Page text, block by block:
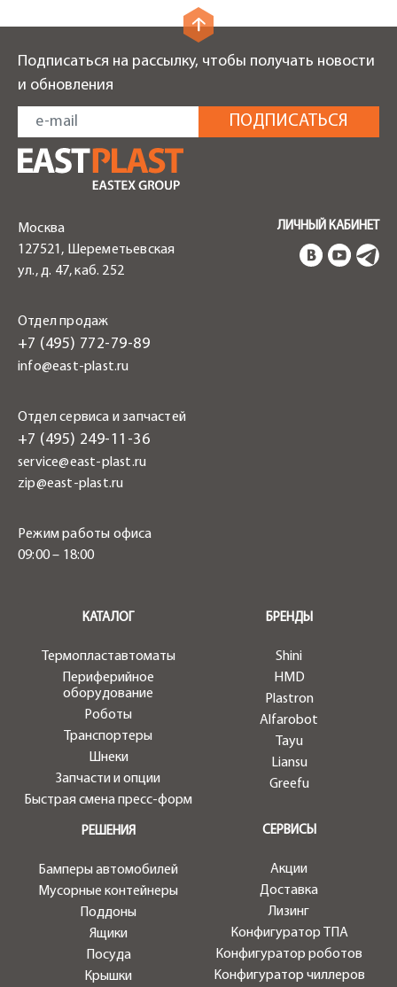
Подписаться на рассылку, чтобы получать новости
и обновления
Москва
127521, Шереметьевская
ул., д. 47, каб. 252
Отдел продаж
+7 (495) 772-79-89
info@east-plast.ru
Отдел сервиса и запчастей
+7 (495) 249-11-36
service@east-plast.ru
zip@east-plast.ru
Режим работы офиса
09:00 – 18:00
ЛИЧНЫЙ КАБИНЕТ
КАТАЛОГ
Термопластавтоматы
Периферийное
оборудование
Роботы
Транспортеры
Шнеки
Запчасти и опции
Быстрая смена пресс-форм
БРЕНДЫ
Shini
HMD
Plastron
Alfarobot
Tayu
Liansu
Greefu
СЕРВИСЫ
Акции
Доставка
Лизинг
Конфигуратор ТПА
Конфигуратор роботов
Конфигуратор чиллеров
РЕШЕНИЯ
Бамперы автомобилей
Мусорные контейнеры
Поддоны
Ящики
Посуда
Крышки